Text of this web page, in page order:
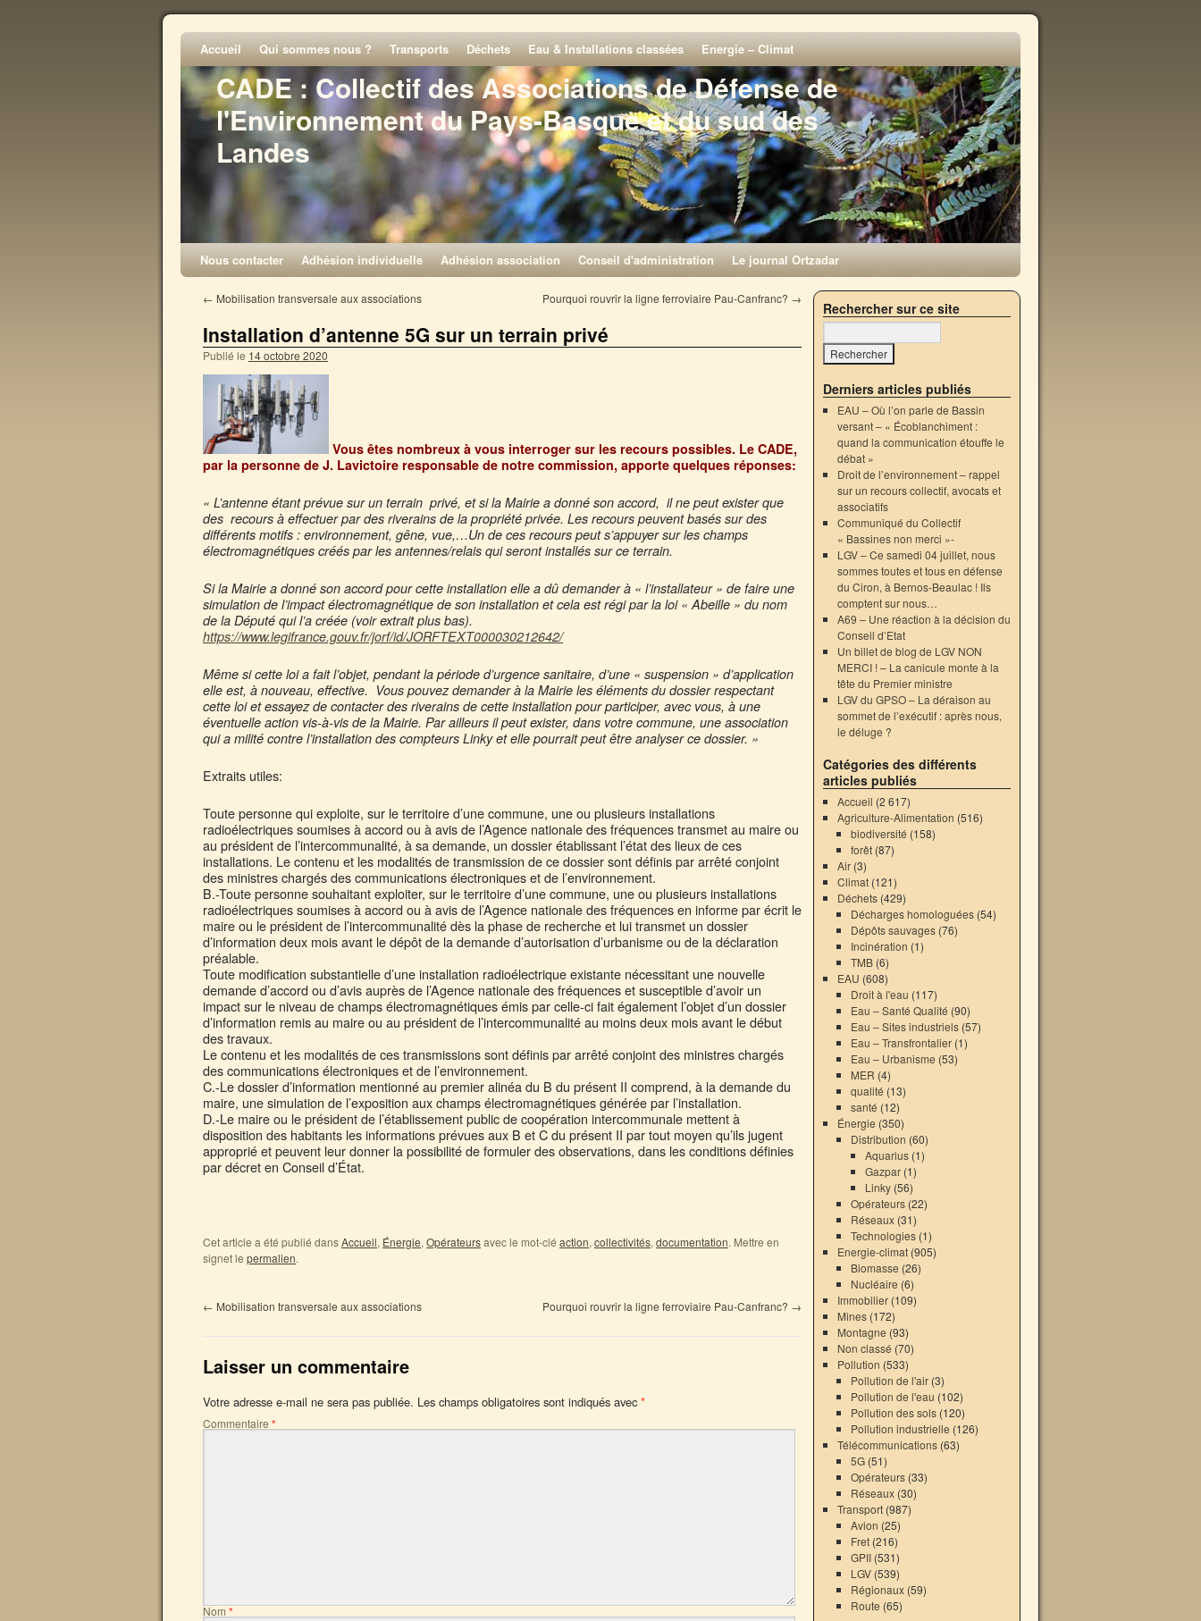
CADE : Collectif des Associations de Défense de
l'Environnement du Pays-Basque et du sud des
Landes
Accueil Qui sommes nous ? Transports Déchets Eau & Installations classées Energie – Climat
Nous contacter Adhésion individuelle Adhésion association Conseil d'administration Le journal Ortzadar
← Mobilisation transversale aux associations Pourquoi rouvrir la ligne ferroviaire Pau-Canfranc? →
Installation d’antenne 5G sur un terrain privé
Publié le 14 octobre 2020
Vous êtes nombreux à vous interroger sur les recours possibles. Le CADE,
par la personne de J. Lavictoire responsable de notre commission, apporte quelques réponses:
« L’antenne étant prévue sur un terrain privé, et si la Mairie a donné son accord, il ne peut exister que
des recours à effectuer par des riverains de la propriété privée. Les recours peuvent basés sur des
différents motifs : environnement, gêne, vue,…Un de ces recours peut s’appuyer sur les champs
électromagnétiques créés par les antennes/relais qui seront installés sur ce terrain.
Si la Mairie a donné son accord pour cette installation elle a dû demander à « l’installateur » de faire une
simulation de l’impact électromagnétique de son installation et cela est régi par la loi « Abeille » du nom
de la Député qui l’a créée (voir extrait plus bas).
https://www.legifrance.gouv.fr/jorf/id/JORFTEXT000030212642/
Même si cette loi a fait l’objet, pendant la période d’urgence sanitaire, d’une « suspension » d’application
elle est, à nouveau, effective. Vous pouvez demanderà la Mairie les éléments du dossier respectant
cette loi et essayez de contacter des riverains de cette installation pour participer, avec vous, à une
éventuelle action vis-à-vis de la Mairie. Par ailleurs il peut exister, dans votre commune, une association
qui a milité contre l’installation des compteurs Linky et elle pourrait peut être analyser ce dossier. »
Extraits utiles:
Toute personne qui exploite, sur le territoire d’une commune, une ou plusieurs installations
radioélectriques soumises à accord ou à avis de l’Agence nationale des fréquences transmet au maire ou
au président de l’intercommunalité, à sa demande, un dossier établissant l’état des lieux de ces
installations. Le contenu et les modalités de transmission de ce dossier sont définis par arrêté conjoint
des ministres chargés des communications électroniques et de l’environnement.
B.-Toute personne souhaitant exploiter, sur le territoire d’une commune, une ou plusieurs installations
radioélectriques soumises à accord ou à avis de l’Agence nationale des fréquences en informe par écrit le
maire ou le président de l’intercommunalité dès la phase de recherche et lui transmet un dossier
d’information deux mois avant le dépôt de la demande d’autorisation d’urbanisme ou de la déclaration
préalable.
Toute modification substantielle d’une installation radioélectrique existante nécessitant une nouvelle
demande d’accord ou d’avis auprès de l’Agence nationale des fréquences et susceptible d’avoir un
impact sur le niveau de champs électromagnétiques émis par celle-ci fait également l’objet d’un dossier
d’information remis au maire ou au président de l’intercommunalité au moins deux mois avant le début
des travaux.
Le contenu et les modalités de ces transmissions sont définis par arrêté conjoint des ministres chargés
des communications électroniques et de l’environnement.
C.-Le dossier d’information mentionné au premier alinéa du B du présent II comprend, à la demande du
maire, une simulation de l’exposition aux champs électromagnétiques générée par l’installation.
D.-Le maire ou le président de l’établissement public de coopération intercommunale mettent à
disposition des habitants les informations prévues aux B et C du présent II par tout moyen qu’ils jugent
approprié et peuvent leur donner la possibilité de formuler des observations, dans les conditions définies
par décret en Conseil d’État.
Cet article a été publié dansAccueil, Énergie, Opérateursavec le mot-clé action, collectivités, documentation. Mettre en
signet le permalien.
← Mobilisation transversale aux associations Pourquoi rouvrir la ligne ferroviaire Pau-Canfranc? →
Laisser un commentaire
Votre adresse e-mail ne sera pas publiée. Les champs obligatoires sont indiqués avec *
Commentaire *
Nom*
Rechercher sur ce site
Derniers articles publiés
EAU – Où l’on parle de Bassin
versant – « Écoblanchiment :
quand la communication étouffe le
débat »
Droit de l’environnement – rappel
sur un recours collectif, avocats et
associatifs
Communiqué du Collectif
« Bassines non merci »-
LGV – Ce samedi 04 juillet, nous
sommes toutes et tous en défense
du Ciron, à Bernos-Beaulac ! Ils
comptent sur nous…
A69 – Une réaction à la décision du
Conseil d’Etat
Un billet de blog de LGV NON
MERCI ! – La canicule monte à la
tête du Premier ministre
LGV du GPSO – La déraison au
sommet de l’exécutif : après nous,
le déluge ?
Catégories des différents
articles publiés
Accueil (2 617)
Agriculture-Alimentation (516)
biodiversité (158)
forêt (87)
Air(3)
Climat(121)
Déchets(429)
Décharges homologuées (54)
Dépôts sauvages (76)
Incinération (1)
TMB (6)
EAU (608)
Droit à l'eau (117)
Eau – Santé Qualité (90)
Eau – Sites industriels (57)
Eau – Transfrontalier (1)
Eau – Urbanisme (53)
MER (4)
qualité (13)
santé (12)
Énergie (350)
Distribution (60)
Aquarius(1)
Gazpar(1)
Linky(56)
Opérateurs (22)
Réseaux (31)
Technologies (1)
Energie-climat(905)
Biomasse (26)
Nucléaire (6)
Immobilier(109)
Mines(172)
Montagne (93)
Non classé (70)
Pollution (533)
Pollution de l'air (3)
Pollution de l'eau (102)
Pollution des sols (120)
Pollution industrielle (126)
Télécommunications(63)
5G (51)
Opérateurs (33)
Réseaux (30)
Transport(987)
Avion (25)
Fret (216)
GPII (531)
LGV (539)
Régionaux (59)
Route (65)